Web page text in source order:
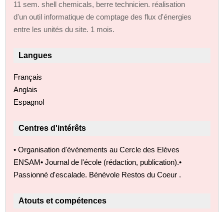
11 sem. shell chemicals, berre technicien. réalisation
d'un outil informatique de comptage des flux d'énergies
entre les unités du site. 1 mois.
Langues
Français
Anglais
Espagnol
Centres d'intérêts
• Organisation d'événements au Cercle des Elèves
ENSAM• Journal de l'école (rédaction, publication).•
Passionné d'escalade. Bénévole Restos du Coeur .
Atouts et compétences